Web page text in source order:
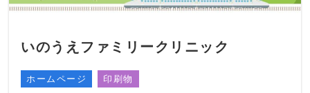
いのうえファミリークリニック
ホームページ 印刷物